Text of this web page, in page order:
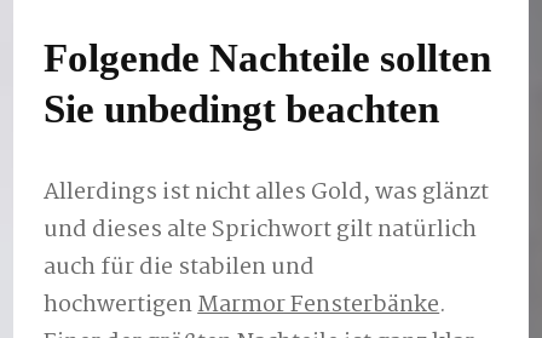
Folgende Nachteile sollten
Sie unbedingt beachten
Allerdings ist nicht alles Gold, was glänzt
und dieses alte Sprichwort gilt natürlich
auch für die stabilen und
hochwertigenMarmor Fensterbänke.